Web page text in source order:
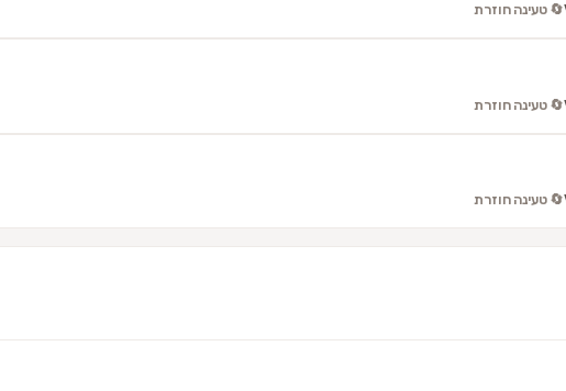
🔄 טעינה חוזרת
🔄 טעינה חוזרת
🔄 טעינה חוזרת